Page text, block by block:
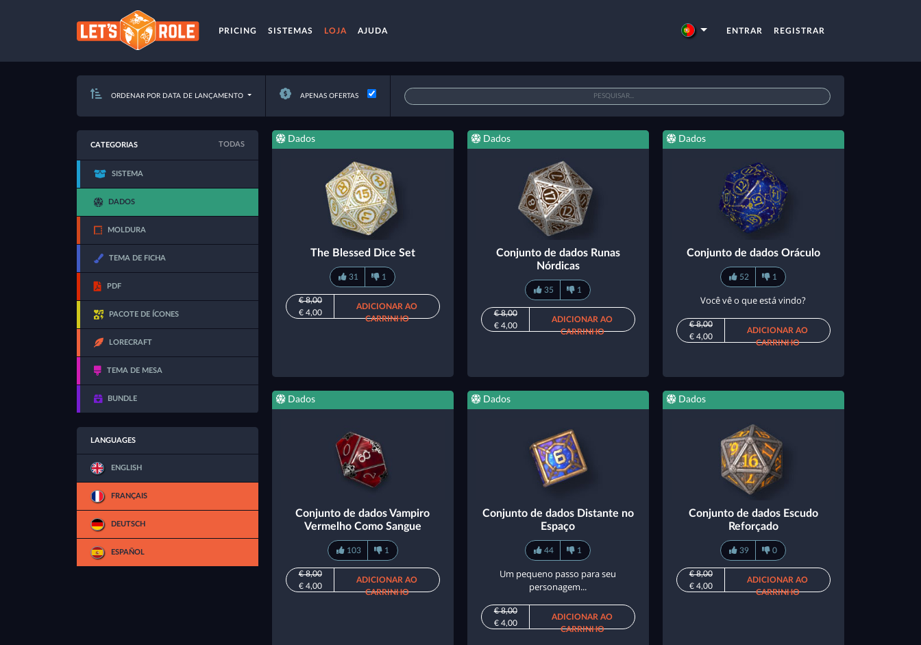
PRICING SISTEMAS LOJA AJUDA ENTRAR REGISTRAR
ORDENAR POR DATA DE LANÇAMENTO APENAS OFERTAS
CATEGORIAS TODAS
SISTEMA
DADOS
MOLDURA
TEMA DE FICHA
PDF
PACOTE DE ÍCONES
LORECRAFT
TEMA DE MESA
BUNDLE
LANGUAGES
ENGLISH
FRANÇAIS
DEUTSCH
ESPAÑOL
Dados
The Blessed Dice Set
31 1
€ 8,00
€ 4,00
ADICIONAR AO
CARRINHO
Dados
Conjunto de dados Runas
Nórdicas
35 1
€ 8,00
€ 4,00
ADICIONAR AO
CARRINHO
Dados
Conjunto de dados Oráculo
52 1
Você vê o que está vindo?
€ 8,00
€ 4,00
ADICIONAR AO
CARRINHO
Dados
Conjunto de dados Vampiro
Vermelho Como Sangue
103 1
€ 8,00
€ 4,00
ADICIONAR AO
CARRINHO
Dados
Conjunto de dados Distante no
Espaço
44 1
Um pequeno passo para seu
personagem...
€ 8,00
€ 4,00
ADICIONAR AO
CARRINHO
Dados
Conjunto de dados Escudo
Reforçado
39 0
€ 8,00
€ 4,00
ADICIONAR AO
CARRINHO